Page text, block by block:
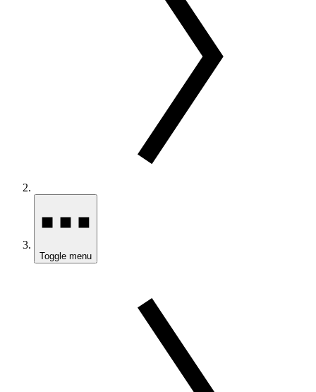
Toggle menu